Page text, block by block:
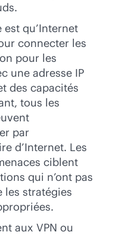
est qu’Internet
connecter les
pour les
une adresse IP
des capacités
tous les
par
d’Internet. Les
ciblent
qui n’ont pas
les stratégies
aux VPN ou